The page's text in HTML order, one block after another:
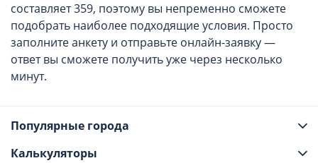
составляет 359, поэтому вы непременно сможете
подобрать наиболее подходящие условия. Просто
заполните анкету и отправьте онлайн-заявку —
ответ вы сможете получить уже через несколько
минут.
Популярные города
Калькуляторы